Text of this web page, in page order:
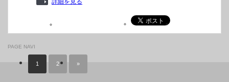
詳細を見る
PAGE NAVI
1 2 »